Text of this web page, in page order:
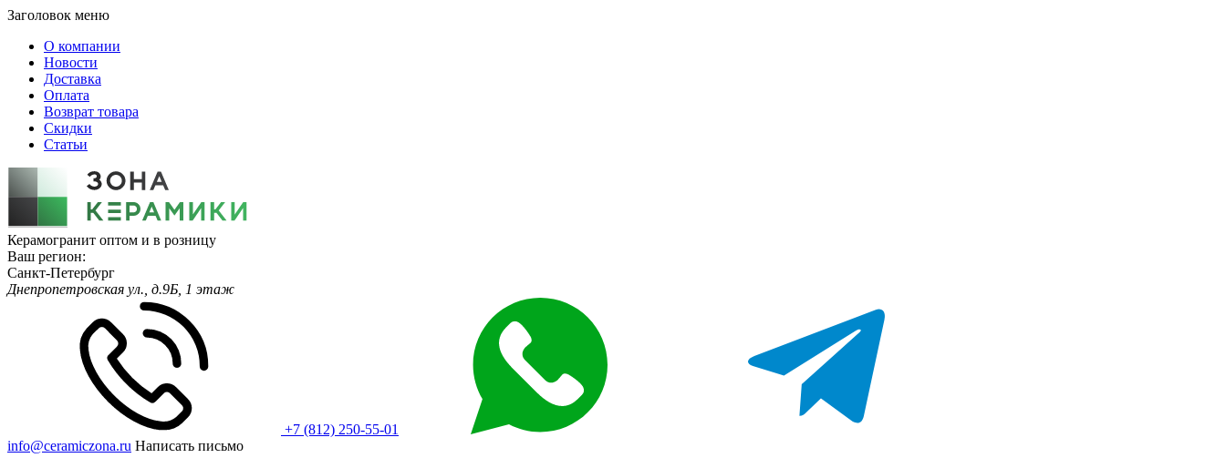
Заголовок меню
О компании
Новости
Доставка
Оплата
Возврат товара
Скидки
Статьи
Керамогранит оптом и в розницу
Ваш регион:
Санкт-Петербург
Днепропетровская ул., д.9Б, 1 этаж
+7 (812) 250-55-01
info@ceramiczona.ru Написать письмо